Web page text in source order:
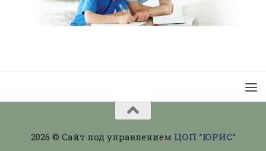
2026 © Сайт под управлением ЦОП "ЮРИС"